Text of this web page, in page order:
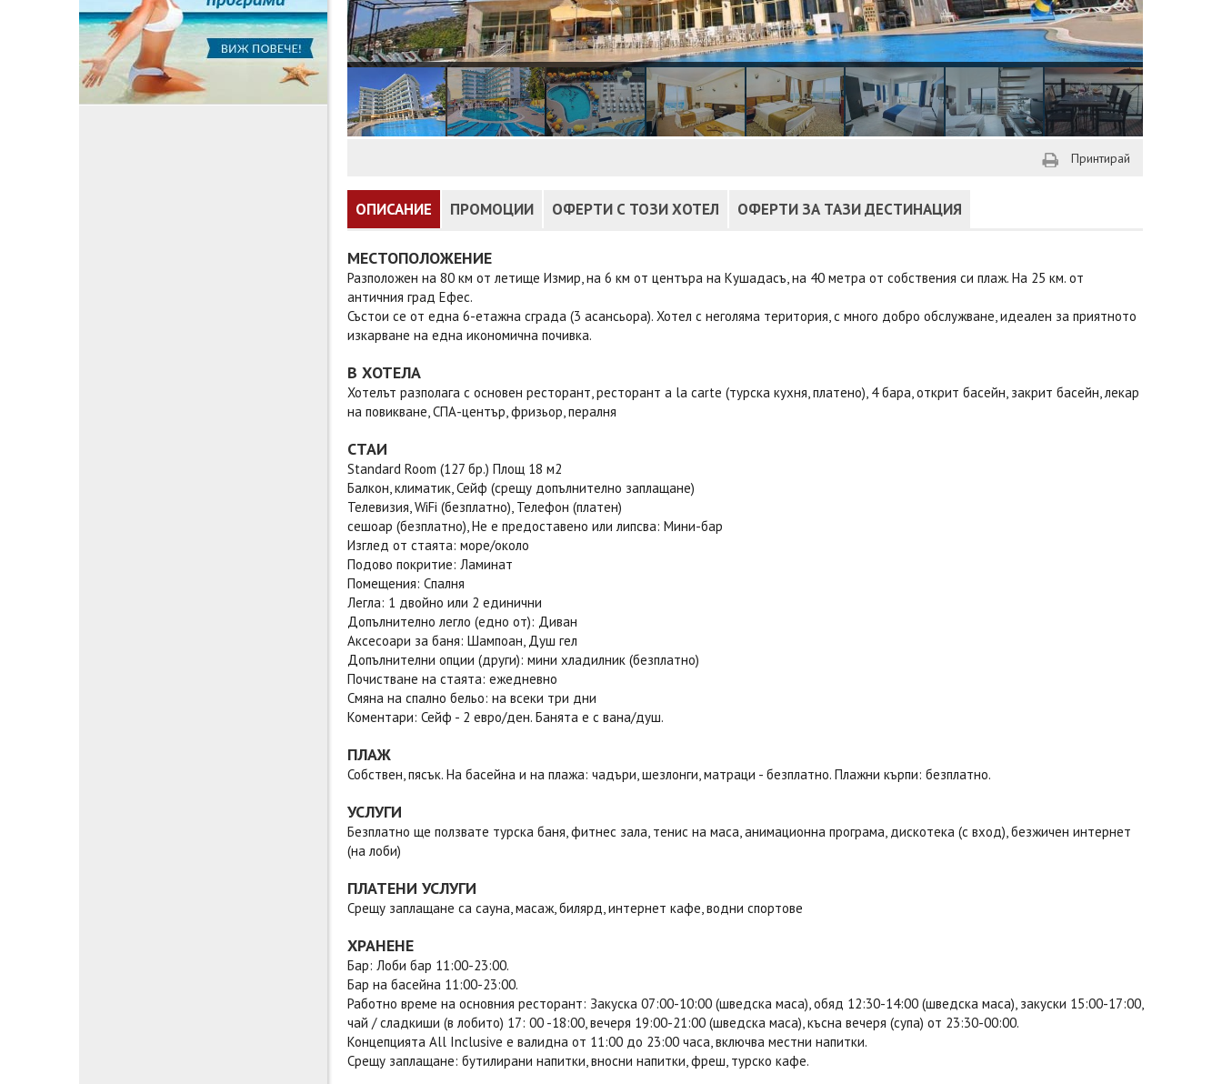
Принтирай
ОПИСАНИЕ ПРОМОЦИИ ОФЕРТИ С ТОЗИ ХОТЕЛ ОФЕРТИ ЗА ТАЗИ ДЕСТИНАЦИЯ
МЕСТОПОЛОЖЕНИЕ
Разположен на 80 км от летище Измир, на 6 км от центъра на Кушадасъ, на 40 метра от собствения си плаж. На 25 км. от
античния град Ефес.
Състои се от една 6-етажна сграда (3 асансьора). Хотел с неголяма територия, с много добро обслужване, идеален за приятното
изкарване на една икономична почивка.
В ХОТЕЛА
Хотелът разполага с основен ресторант, ресторант a la carte (турска кухня, платено), 4 бара, открит басейн, закрит басейн, лекар
на повикване, СПА-център, фризьор, пералня
СТАИ
Standard Room (127 бр.) Площ 18 м2
Балкон, климатик, Сейф (срещу допълнително заплащане)
Телевизия, WiFi (безплатно), Телефон (платен)
сешоар (безплатно), Не е предоставено или липсва: Мини-бар
Изглед от стаята: море/около
Подово покритие: Ламинат
Помещения: Спалня
Легла: 1 двойно или 2 единични
Допълнително легло (едно от): Диван
Аксесоари за баня: Шампоан, Душ гел
Допълнителни опции (други): мини хладилник (безплатно)
Почистване на стаята: ежедневно
Смяна на спално бельо: на всеки три дни
Коментари: Сейф - 2 евро/ден. Банята е с вана/душ.
ПЛАЖ
Собствен, пясък. На басейна и на плажа: чадъри, шезлонги, матраци - безплатно. Плажни кърпи: безплатно.
УСЛУГИ
Безплатно ще ползвате турска баня, фитнес зала, тенис на маса, анимационна програма, дискотека (с вход), безжичен интернет
(на лоби)
ПЛАТЕНИ УСЛУГИ
Срещу заплащане са сауна, масаж, билярд, интернет кафе, водни спортове
ХРАНЕНЕ
Бар: Лоби бар 11:00-23:00.
Бар на басейна 11:00-23:00.
Работно време на основния ресторант: Закуска 07:00-10:00 (шведска маса), обяд 12:30-14:00 (шведска маса), закуски 15:00-17:00,
чай / сладкиши (в лобито) 17: 00 -18:00, вечеря 19:00-21:00 (шведска маса), късна вечеря (супа) от 23:30-00:00.
Концепцията All Inclusive е валидна от 11:00 до 23:00 часа, включва местни напитки.
Срещу заплащане: бутилирани напитки, вносни напитки, фреш, турско кафе.